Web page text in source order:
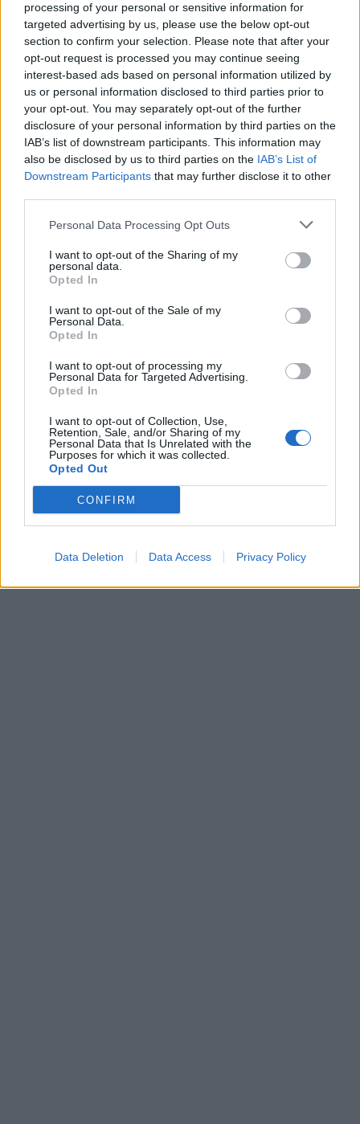
processing of your personal or sensitive information for
targeted advertising by us, please use the below opt-out
section to confirm your selection. Please note that after your
opt-out request is processed you may continue seeing
interest-based ads based on personal information utilized by
us or personal information disclosed to third parties prior to
your opt-out. You may separately opt-out of the further
disclosure of your personal information by third parties on the
IAB’s list of downstream participants. This information may
also be disclosed by us to third parties on the IAB’s List of
Downstream Participants that may further disclose it to other
Personal Data Processing Opt Outs
I want to opt-out of the Sharing of my
personal data.
Opted In
I want to opt-out of the Sale of my
Personal Data.
Opted In
I want to opt-out of processing my
Personal Data for Targeted Advertising.
Opted In
I want to opt-out of Collection, Use,
Retention, Sale, and/or Sharing of my
Personal Data that Is Unrelated with the
Purposes for which it was collected.
Opted Out
CONFIRM
Data Deletion Data Access Privacy Policy